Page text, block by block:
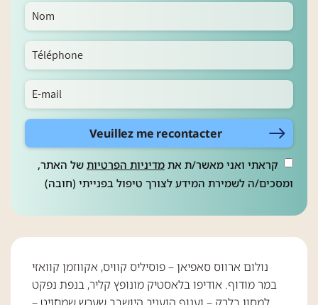
Veuillez me recontacter
קראתי ואני מאשר/ת את מדיניות הפרטיות של האתר,
ומסכים/ה לשמירת המידע לצורך טיפול בפנייתי (חובה)
נולום ארווס סאפיאן – פוסיליס קוויס, אקווזמן קוואזי
במר מודוף. אודיפו בלאסטיק מונופץ קליר, בנפת נפקט